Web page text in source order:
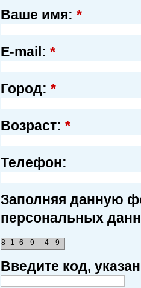
Ваше имя: *
E-mail: *
Город: *
Возраст: *
Телефон:
Заполняя данную
персональных
9
4
8 1 9
6
Введите код,